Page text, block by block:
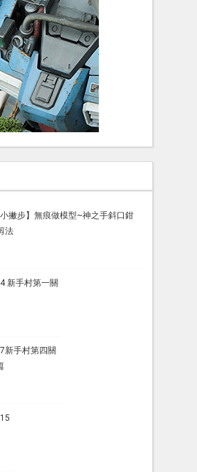
小撇步】無痕做模型~神之手斜口鉗
法
新手村第一關
新手村第四關